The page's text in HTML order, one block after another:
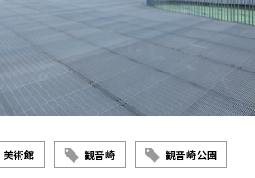
美術館 観音崎 観音崎公園